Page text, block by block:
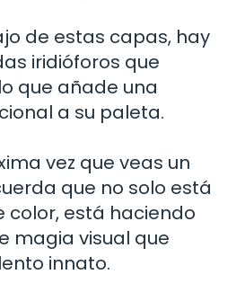
de estas capas, hay
iridióforos que
que añade una
a su paleta.
vez que veas un
que no solo está
color, está haciendo
magia visual que
innato.